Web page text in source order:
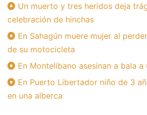
Un muerto y tres heridos deja
celebración de hinchas
En Sahagún muere mujer al
de su motocicleta
En Montelibano asesinan a bala a
En Puerto Libertador niño de 3
en una alberca